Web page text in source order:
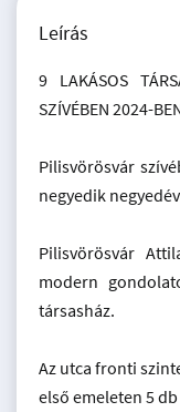
Leírás
9 LAKÁSOS
SZÍVÉBEN 2024-
Pilisvörösvár
negyedik
Pilisvörösvár
modern
társasház.
Az utca fronti
első emeleten 5